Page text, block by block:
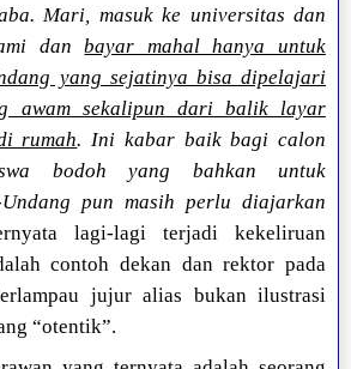
Mari, masuk ke universitas dan
danbayar mahal hanya untuk
yang sejatinya bisa dipelajari
awam sekalipun dari balik layar
rumah. Ini kabar baik bagi calon
bodoh yang bahkan untuk
Undang pun masih perlu diajarkan
lagi-lagi terjadi kekeliruan
contoh dekan dan rektor pada
jujur alias bukan ilustrasi
“otentik”.